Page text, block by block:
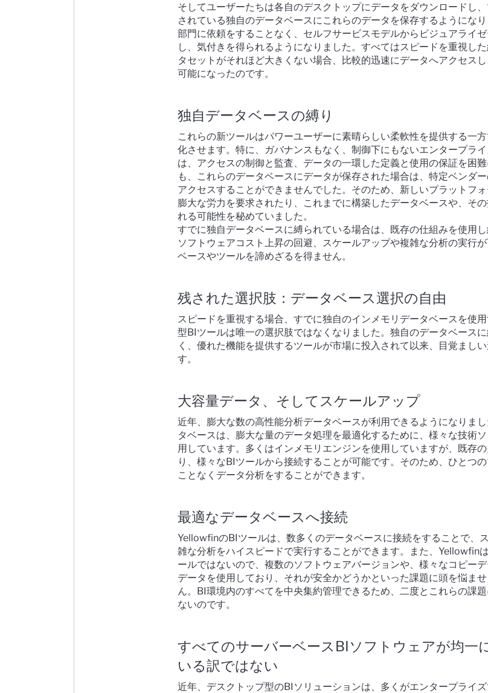
そしてユーザーたちは各自のデスクトップにデータをダウンロードし
されている独自のデータベースにこれらのデータを保存するようにな
部門に依頼をすることなく、セルフサービスモデルからビジュアライ
し、気付きを得られるようになりました。すべてはスピードを重視し
タセットがそれほど大きくない場合、比較的迅速にデータへアクセス
可能になったのです。
独自データベースの縛り
これらの新ツールはパワーユーザーに素晴らしい柔軟性を提供する一
化させます。特に、ガバナンスもなく、制御下にもないエンタープラ
は、アクセスの制御と監査、データの一環した定義と使用の保証を困難
も、これらのデータベースにデータが保存された場合は、特定ベンダ
アクセスすることができませんでした。そのため、新しいプラットフ
膨大な労力を要求されたり、これまでに構築したデータベースや、そ
れる可能性を秘めていました。
すでに独自データベースに縛られている場合は、既存の仕組みを使用し
ソフトウェアコスト上昇の回避、スケールアップや複雑な分析の実行
ベースやツールを諦めざるを得ません。
残された選択肢：データベース選択の自由
スピードを重視する場合、すでに独自のインメモリデータベースを使
型BIツールは唯一の選択肢ではなくなりました。独自のデータベース
く、優れた機能を提供するツールが市場に投入されて以来、目覚まし
す。
大容量データ、そしてスケールアップ
近年、膨大な数の高性能分析データベースが利用できるようになりま
タベースは、膨大な量のデータ処理を最適化するために、様々な技術
用しています。多くはインメモリエンジンを使用していますが、既存
り、様々なBIツールから接続することが可能です。そのため、ひとつ
ことなくデータ分析をすることができます。
最適なデータベースへ接続
YellowfinのBIツールは、数多くのデータベースに接続をすることで、
雑な分析をハイスピードで実行することができます。また、Yellowfin
ールではないので、複数のソフトウェアバージョンや、様々なコピー
データを使用しており、それが安全かどうかといった課題に頭を悩ま
ん。BI環境内のすべてを中央集約管理できるため、二度とこれらの課
ないのです。
すべてのサーバーベースBIソフトウェアが均一
いる訳ではない
近年、デスクトップ型のBIソリューションは、多くがエンタープライ